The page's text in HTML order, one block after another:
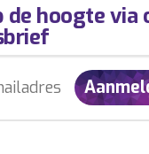
de hoogte via